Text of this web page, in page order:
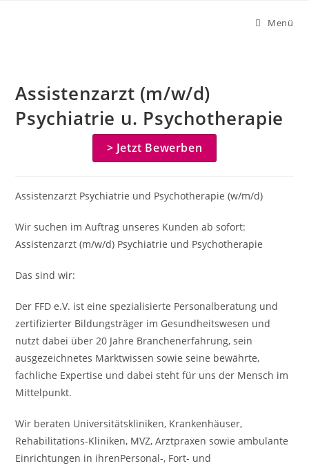
Menü
Assistenzarzt (m/w/d)
Psychiatrie u. Psychotherapie
> Jetzt Bewerben
Assistenzarzt Psychiatrie und Psychotherapie (w/m/d)
Wir suchen im Auftrag unseres Kunden ab sofort:
Assistenzarzt (m/w/d) Psychiatrie und Psychotherapie
Das sind wir:
Der FFD e.V. ist eine spezialisierte Personalberatung und
zertifizierter Bildungsträger im Gesundheitswesen und
nutzt dabei über 20 Jahre Branchenerfahrung, sein
ausgezeichnetes Marktwissen sowie seine bewährte,
fachliche Expertise und dabei steht für uns der Mensch im
Mittelpunkt.
Wir beraten Universitätskliniken, Krankenhäuser,
Rehabilitations-Kliniken, MVZ, Arztpraxen sowie ambulante
Einrichtungen in ihrenPersonal-, Fort- und